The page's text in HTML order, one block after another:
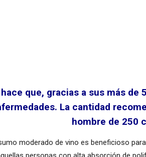
que, gracias a sus más
La cantidad
hombre de 250
moderado de vino es beneficioso